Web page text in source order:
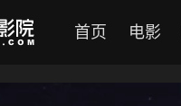
首页 电影